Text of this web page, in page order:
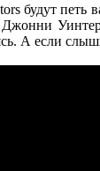
будут
А если